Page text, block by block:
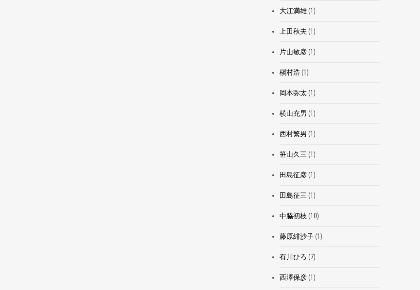
大江満雄(1)
上田秋夫 (1)
片山敏彦(1)
槇村浩(1)
岡本弥太 (1)
横山充男 (1)
西村繁男 (1)
笹山久三 (1)
田島征彦(1)
田島征三 (1)
中脇初枝 (10)
藤原緋沙子(1)
有川ひろ (7)
西澤保彦(1)